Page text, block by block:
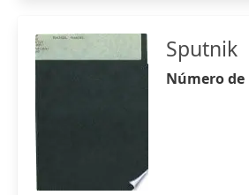
Sputnik
Número de